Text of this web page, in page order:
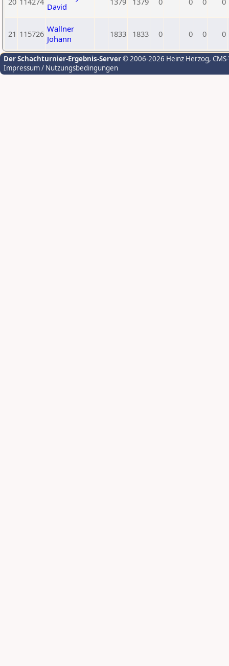
David
21 115726 Wallner
Johann
1833 1833 0 0 0 0
Der Schachturnier-Ergebnis-Server© 2006-2026 Heinz Herzog,
Impressum / Nutzungsbedingungen